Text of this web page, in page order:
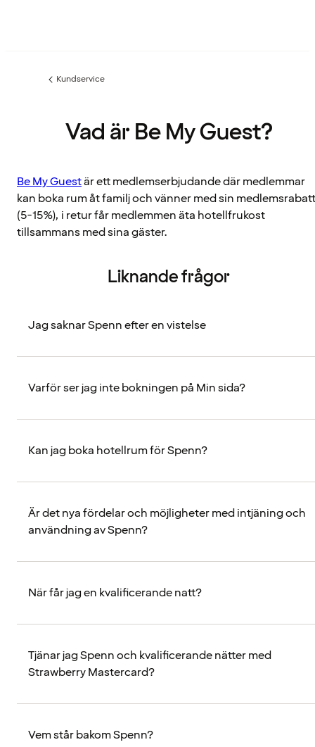
Föregående
Kundservice
Vad är Be My Guest?
Be My Guestär ett medlemserbjudande där medlemmar
kan boka rum åt familj och vänner med sin medlemsrabatt
(5-15%), i retur får medlemmen äta hotellfrukost
tillsammans med sina gäster.
Liknande frågor
Jag saknar Spenn efter en vistelse
Varför ser jag inte bokningen på Min sida?
Kan jag boka hotellrum för Spenn?
Är det nya fördelar och möjligheter med intjäning och
användning av Spenn?
När får jag en kvalificerande natt?
Tjänar jag Spenn och kvalificerande nätter med
Strawberry Mastercard?
Vem står bakom Spenn?